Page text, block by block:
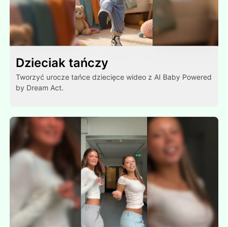
Dzieciak tańczy
Tworzyć urocze tańce dziecięce wideo z AI Baby Powered
by Dream Act.